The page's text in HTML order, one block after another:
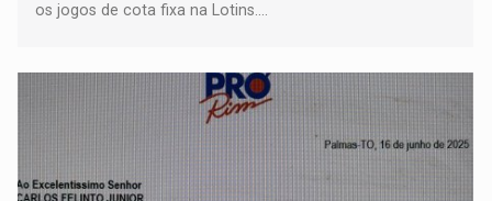
os jogos de cota fixa na Lotins....